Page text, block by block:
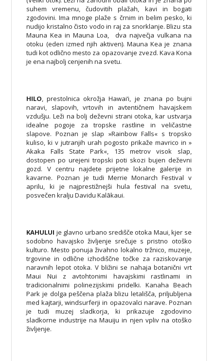
suhem vremenu, čudovitih plažah, kavi in bogati
zgodovini. Ima mnoge plaže s črnim in belim pesko, ki
nudijo kristalno čisto vodo in raj za snorklanje. Blizu sta
Mauna Kea in Mauna Loa, dva največja vulkana na
otoku (eden izmed njih aktiven). Mauna Kea je znana
tudi kot odlično mesto za opazovanje zvezd. Kava Kona
je ena najbolj cenjenih na svetu.
HILO, prestolnica okrožja Hawai‘i, je znana po bujni
naravi, slapovih, vrtovih in avtentičnem havajskem
vzdušju. Leži na bolj deževni strani otoka, kar ustvarja
idealne pogoje za tropske rastline in veličastne
slapove. Poznan je slap »Rainbow Falls« s tropsko
kuliso, ki v jutranjih urah pogosto prikaže mavrico in »
Akaka Falls State Park«, 135 metrov visok slap,
dostopen po urejeni tropski poti skozi bujen deževni
gozd. V centru najdete prijetne lokalne galerije in
kavarne. Poznan je tudi Merrie Monarch Festival v
aprilu, ki je najprestižnejši hula festival na svetu,
posvečen kralju Davidu Kalākaui.
KAHULUI je glavno urbano središče otoka Maui, kjer se
sodobno havajsko življenje srečuje s pristno otoško
kulturo. Mesto ponuja živahno lokalno tržnico, muzeje,
trgovine in odlične izhodiščne točke za raziskovanje
naravnih lepot otoka. V bližini se nahaja botanični vrt
Maui Nui z avtohtonimi havajskimi rastlinami in
tradicionalnimi polinezijskimi pridelki. Kanaha Beach
Park je dolga peščena plaža blizu letališča, priljubljena
med kajtarji, windsurferji in opazovalci narave. Poznan
je tudi muzej sladkorja, ki prikazuje zgodovino
sladkorne industrije na Mauiju in njen vpliv na otoško
življenje.